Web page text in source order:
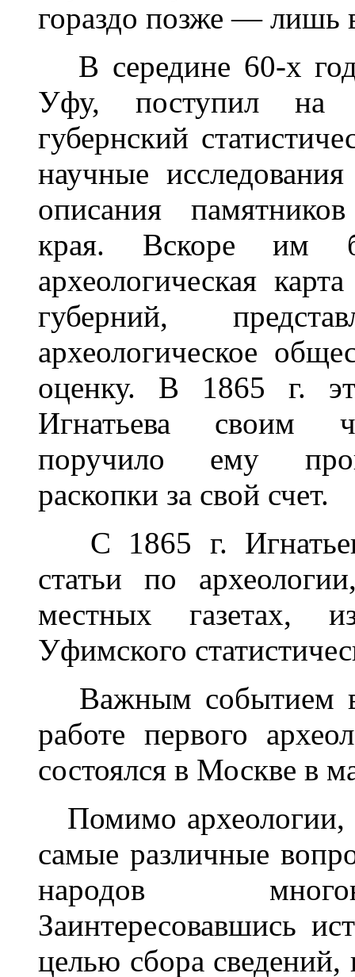
гораздо позже — лишь
В середине 60-х
Уфу, поступил на
губернский
научные
описания
края. Вскоре им
археологическая
губерний,
археологическое
оценку. В 1865 г.
Игнатьева своим
поручило ему
раскопки за свой счет.
С 1865 г. Игнатьев
статьи по
местных газетах,
Уфимского
Важным событием в
работе первого
состоялся в Москве в
Помимо археологии,
самые различные
народов
Заинтересовавшись
целью сбора